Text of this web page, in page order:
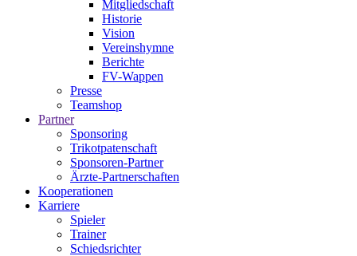
Mitgliedschaft
Historie
Vision
Vereinshymne
Berichte
FV-Wappen
Presse
Teamshop
Partner
Sponsoring
Trikotpatenschaft
Sponsoren-Partner
Ärzte-Partnerschaften
Kooperationen
Karriere
Spieler
Trainer
Schiedsrichter